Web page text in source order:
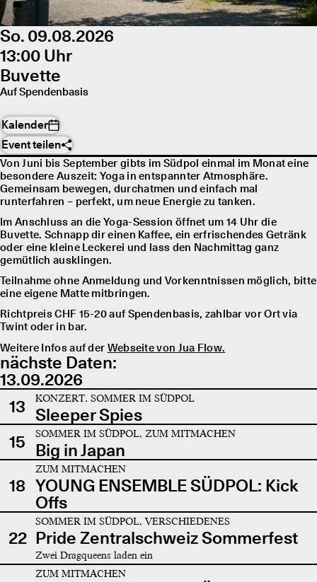
So. 09.08.2026
13:00 Uhr
Buvette
Auf Spendenbasis
Kalender
Event teilen
Von Juni bis September gibts im Südpol einmal im Monat eine
besondere Auszeit: Yoga in entspannter Atmosphäre.
Gemeinsam bewegen, durchatmen und einfach mal
runterfahren – perfekt, um neue Energie zu tanken.
Im Anschluss an die Yoga-Session öffnet um 14 Uhr die
Buvette. Schnapp dir einen Kaffee, ein erfrischendes Getränk
oder eine kleine Leckerei und lass den Nachmittag ganz
gemütlich ausklingen.
Teilnahme ohne Anmeldung und Vorkenntnissen möglich, bitte
eine eigene Matte mitbringen.
Richtpreis CHF 15-20 auf Spendenbasis, zahlbar vor Ort via
Twint oder in bar.
Weitere Infos auf der Webseite von Jua Flow.
nächste Daten:
13.09.2026
13
KONZERT, SOMMER IM SÜDPOL
Sleeper Spies
15
SOMMER IM SÜDPOL, ZUM MITMACHEN
Big in Japan
18
ZUM MITMACHEN
YOUNG ENSEMBLE SÜDPOL: Kick
Offs
22
SOMMER IM SÜDPOL, VERSCHIEDENES
Pride Zentralschweiz Sommerfest
Zwei Dragqueens laden ein
ZUM MITMACHEN